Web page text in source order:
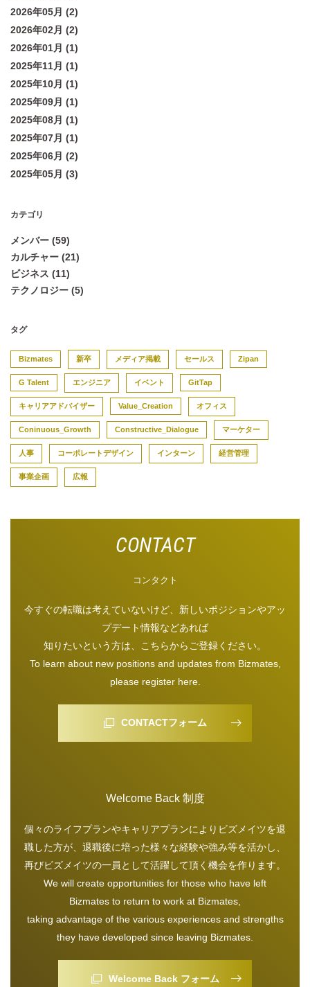
2026年05月 (2)
2026年02月 (2)
2026年01月 (1)
2025年11月 (1)
2025年10月 (1)
2025年09月 (1)
2025年08月 (1)
2025年07月 (1)
2025年06月 (2)
2025年05月 (3)
カテゴリ
メンバー (59)
カルチャー (21)
ビジネス (11)
テクノロジー (5)
タグ
Bizmates 新卒 メディア掲載 セールス Zipan
G Talent エンジニア イベント GitTap
キャリアアドバイザー Value_Creation オフィス
Coninuous_Growth Constructive_Dialogue マーケター
人事 コーポレートデザイン インターン 経営管理
事業企画 広報
コンタクト
今すぐの転職は考えていないけど、新しいポジションやアッ
プデート情報などあれば
知りたいという方は、こちらからご登録ください。
To learn about new positions and updates from Bizmates,
please register here.
CONTACTフォーム
Welcome Back 制度
個々のライフプランやキャリアプランによりビズメイツを退
職した方が、退職後に培った様々な経験や強み等を活かし、
再びビズメイツの一員として活躍して頂く機会を作ります。
We will create opportunities for those who have left
Bizmates to return to work at Bizmates,
taking advantage of the various experiences and strengths
they have developed since leaving Bizmates.
Welcome Back フォーム